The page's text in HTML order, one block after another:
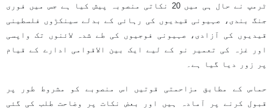
ٹرمپ نے حال ہی میں 20 نکاتی منصوبہ پیش کیا ہے جس میں فوری
جنگ بندی، صہیونی قیدیوں کی رہائی کے بدلے سینکڑوں فلسطینی
قیدیوں کی آزادی، صہیونی فوجیوں کی طے شدہ لائنوں تک واپسی
اور غزہ کی تعمیر نو کے لیے ایک بین الاقوامی ادارے کے قیام
پر زور دیا گیا ہے۔
حماس کے مطابق مزاحمتی قوتیں اس منصوبے کو مشروط طور پر
قبول کرنے پر آمادہ ہیں اور بعض نکات پر وضاحت طلب کی گئی